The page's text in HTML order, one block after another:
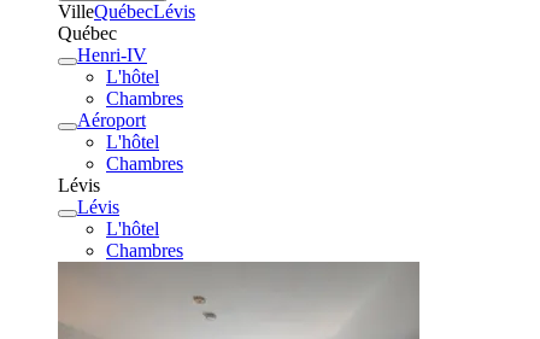
VilleQuébecLévis
Québec
Henri-IV
L'hôtel
Chambres
Aéroport
L'hôtel
Chambres
Lévis
Lévis
L'hôtel
Chambres